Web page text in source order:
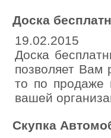
Доска
19.02.2015
Доска
позволяет Вам
то по продаже
вашей
Скупка